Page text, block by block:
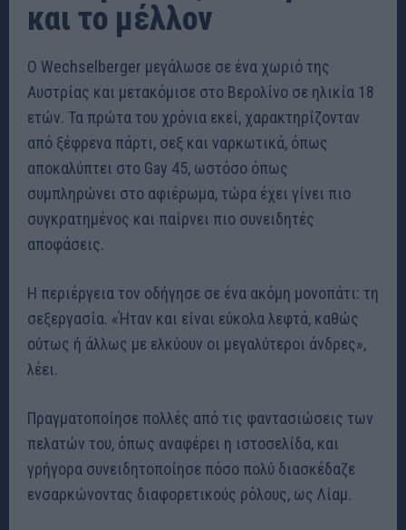
και το μέλλον
Ο Wechselberger μεγάλωσε σε ένα χωριό της
Αυστρίας και μετακόμισε στο Βερολίνο σε ηλικία 18
ετών. Τα πρώτα του χρόνια εκεί, χαρακτηρίζονταν
από ξέφρενα πάρτι, σεξ και ναρκωτικά, όπως
αποκαλύπτει στο Gay 45, ωστόσο όπως
συμπληρώνει στο αφιέρωμα, τώρα έχει γίνει πιο
συγκρατημένος και παίρνει πιο συνειδητές
αποφάσεις.
Η περιέργεια τον οδήγησε σε ένα ακόμη μονοπάτι: τη
σεξεργασία. «Ήταν και είναι εύκολα λεφτά, καθώς
ούτως ή άλλως με ελκύουν οι μεγαλύτεροι άνδρες»,
λέει.
Πραγματοποίησε πολλές από τις φαντασιώσεις των
πελατών του, όπως αναφέρει η ιστοσελίδα, και
γρήγορα συνειδητοποίησε πόσο πολύ διασκέδαζε
ενσαρκώνοντας διαφορετικούς ρόλους, ως Λίαμ.